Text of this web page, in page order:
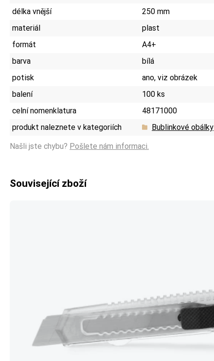
délka vnější
250 mm
materiál
plast
formát
A4+
barva
bílá
potisk
ano, viz obrázek
balení
100 ks
celní nomenklatura
48171000
produkt naleznete v kategoriích
Bublinkové obálky
Našli jste chybu? Pošlete nám informaci.
Související zboží